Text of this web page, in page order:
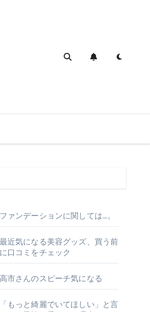
ファンデーションに関しては…。
最近気になる美容グッズ、買う前
に口コミをチェック
高市さんのスピーチ気になる
「もっと綺麗でいてほしい」と言